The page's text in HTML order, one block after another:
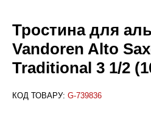
Тростина для
Vandoren Alto
Traditional 3 1/2
КОД ТОВАРУ: G-739836